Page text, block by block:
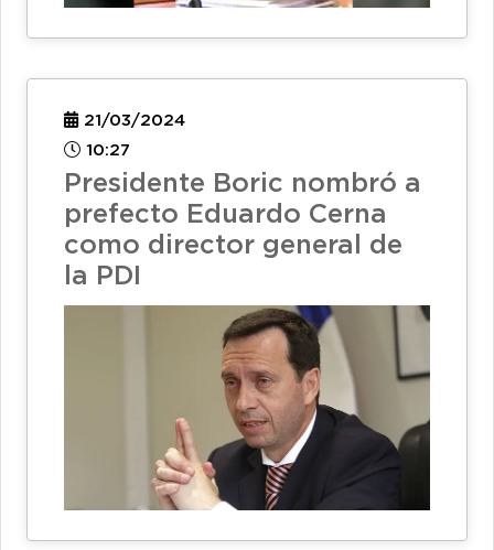
21/03/2024
10:27
Presidente Boric nombró a
prefecto Eduardo Cerna
como director general de
la PDI